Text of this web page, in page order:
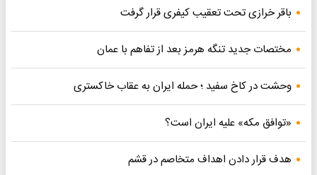
باقر خرازی تحت تعقیب کیفری قرار گرفت
مختصات جدید تنگه هرمز بعد از تفاهم با عمان
وحشت در کاخ سفید ؛ حمله ایران به عقاب خاکستری
«توافق مکه» علیه ایران است؟
هدف قرار دادن اهداف متخاصم در قشم